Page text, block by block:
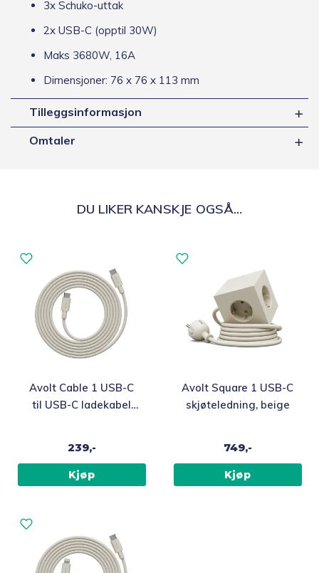
3x Schuko-uttak
2x USB-C (opptil 30W)
Maks 3680W, 16A
Dimensjoner: 76 x 76 x 113 mm
Tilleggsinformasjon
Omtaler
DU LIKER KANSKJE OGSÅ…
Avolt Cable 1 USB-C
til USB-C ladekabel
239,-
Kjøp
Avolt Square 1 USB-C
skjøteledning, beige
749,-
Kjøp